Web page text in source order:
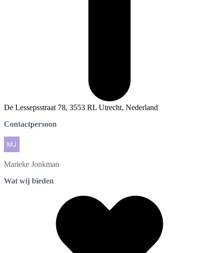
De Lessepsstraat 78, 3553 RL Utrecht, Nederland
Contactpersoon
Marieke Jonkman
Wat wij bieden